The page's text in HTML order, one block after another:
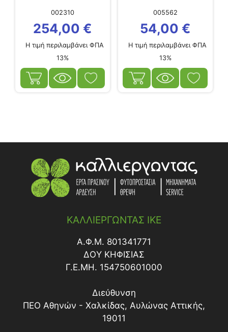
002310
254,00 €
Η τιμή περιλαμβάνει ΦΠΑ
13%
005562
54,00 €
Η τιμή περιλαμβάνει ΦΠΑ
13%
ΚΑΛΛΙΕΡΓΩΝΤΑΣ ΙΚΕ
Α.Φ.Μ. 801341771
ΔΟY ΚΗΦΙΣΙΑΣ
Γ.Ε.ΜΗ. 154750601000
Διεύθυνση
ΠΕΟ Αθηνών - Χαλκίδας, Αυλώνας Αττικής,
19011